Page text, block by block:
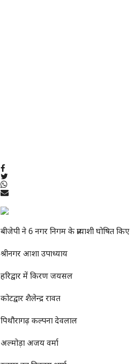
बीजेपी ने 6 नगर निगम के प्रत्याशी घोषित किए
श्रीनगर आशा उपाध्याय
हरिद्वार में किरण जयसल
कोटद्वार शैलेन्द्र रावत
पिथौरागढ़ कल्पना देवलाल
अल्मोड़ा अजय वर्मा